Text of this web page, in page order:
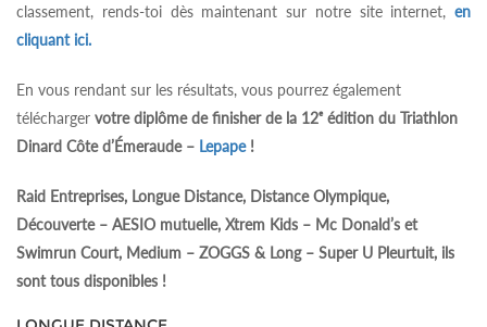
classement, rends-toi dès maintenant sur notre site internet, en
cliquant ici.
En vous rendant sur les résultats, vous pourrez également
télécharger votre diplôme de finisher de la 12ᵉ édition du Triathlon
Dinard Côte d’Émeraude – Lepape!
Raid Entreprises, Longue Distance, Distance Olympique,
Découverte – AESIO mutuelle, Xtrem Kids – Mc Donald’s et
Swimrun Court, Medium – ZOGGS & Long – Super U Pleurtuit, ils
sont tous disponibles !